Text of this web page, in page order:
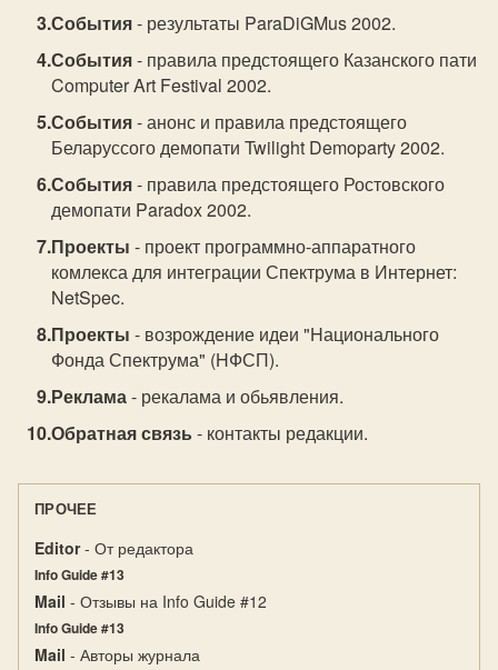
События- результаты ParaDiGMus 2002.
События- правила предстоящего Казанского пати
Computer Art Festival 2002.
События- анонс и правила предстоящего
Беларуссого демопати Twilight Demoparty 2002.
События- правила предстоящего Ростовского
демопати Paradox 2002.
Проекты - проект программно-аппаратного
комлекса для интеграции Спектрума в Интернет:
NetSpec.
Проекты - возрождение идеи "Hационального
Фонда Спектрума" (HФСП).
Реклама- рекалама и обьявления.
Обратная связь - контакты редакции.
ПРОЧЕЕ
Editor- От редактора
Info Guide #13
Mail - Отзывы на Info Guide #12
Info Guide #13
Mail - Авторы журнала